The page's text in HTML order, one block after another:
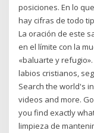
posiciones. En lo
hay cifras de todo
La oración de este
en el límite con la
«baluarte y
labios cristianos,
Search the world's
videos and more.
you find exactly
limpieza de